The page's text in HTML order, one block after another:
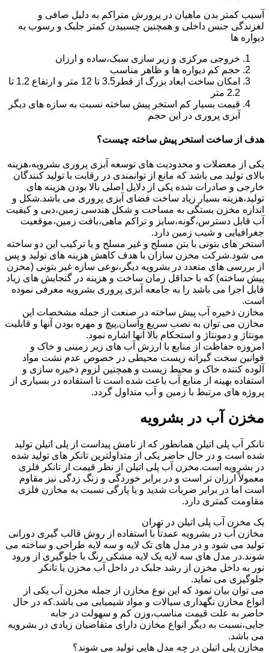
آسیب کمتر بدن ماهیان در پرورش متراکم به دلیل صافی و
لغزندگی جنس داخلی و همچنین چسبیدن کمتر جلبک و رسوب به
دیواره ها
خروجی مرکزی و زیر سازی سبک،ساده و ارزان
حجم کم دیواره ها و ظاهر مناسب
امکان ساخت ابعاد بزرگ از قطر3.5 تا 12 متر و ارتفاع 1.2 تا
2.2 متر
قیمت بسیار کم استخر پیش ساخته نسبت به سازه های دیگر
آبزی پروری در این حجم
هدف از ساخت استخر پیش ساخته چیست؟
یکی از معضلات و محدودیت های توسعه آبزی پروری بشرویه،هزینه
بالای تولید می باشد که مانع از توانمندی در رقابت با تولید کنندگان
خارجی و صادرات شده یکی از دلایل اصلی بالا بودن هزینه های
تولید،هزینه بسیار زیاد ساخت فضای آبزی پروری می باشد.شکل و
اندازه مخزن بستگی به مساحت و شکل هندسی زمین،دبی و کیفیت
آب قابل دسترس،گونه،سایز و تراکم ماهی،بافت زمین،موقعیت
جغرافیایی و شیب زمین دارد.
استخر های بتونی با بتن مسلح و غیر مسلح و یا ترکیب این دو ساخته
می شود.شرکت مخزن سازان با هدف کاهش هزینه های تولید و پس
از بررسی های متعدد در بشرویه دیگر،نوعی سازه غیر بتونی (مخزن
پیش ساخته) که با حداقل زمان ساخت و هزینه در گنجایش های زیاد
قابل اجرا می باشد را به جامعه آبزی پروری بشرویه معرفی نموده
است.
مخازن ذخیره آب پیش ساخته در صنعت از جمله مشخصات این
مخازن می توان به نصب سریع وآسان,پیچ و مهره بودن آنها و قابلیت
مونتاژ و دمونتاژ و استحکام بالا آنها اشاره نمود.
امروزه حفاظت از منابع با ارزش آب های زیر زمینی و خاک و
قوانین سخت گیرانه زیست محیطی در خصوص عدم نشت مواد
آلوده کننده خاک و محیط زیست و همچنین لزوم ذخیره سازی و
استفاده بهینه از منابع آب باعث شده است تا استفاده در بسیاری از
پروژه های مرتبط با زمین و آب متداول گردد.
مخزن آب در بشرویه
تانکر آب پلی اتیلن همانطور که از نامش پیداست از پلی اتیلن تولید
شده است و در حال حاضر یکی از متداولترین تانکر های تولید شده
در بشرویه است.مخزن آب پلی اتیلن از نظر قیمت از تانکر فلزی
معمولاً ارزان تر است و در برابر خوردگی و زنگ زدگی نیز مقاوم
است اما در برابر ضربات شدید و یا پارگی نسبت به مخازن فلزی
مقاومت کمتری دارد.
یک مخزن آب پلی اتیلن در تهران
مخازن آب در بشرویه عمدتاً با استفاده از روش قالب گیری دورانی
تولید می شود و در مدل های تک لایه و سه لایه طراحی و ساخته می
شوند.در مدل های سه لایه یک لایه مشکی رنگ با جلوگیری از ورود
نور به داخل مخزن از رشد جلبک در داخل آب مخزن یا تانکر
جلوگیری می نماید.
می توان بیان نمود که این نوع مخازن از جمله مخزن آب یکی از
انواع مخازن نگهداری سیالات و مواد شیمیایی می باشد.که در حال
حاضر به علت قیمت مناسب،وزن کم و سهولت در جابه
جایی،نسبت به دیگر انواع مخازن دارای متقاضیان زیادی در بشرویه
می باشد.
مخازن پلی اتیلن در چه مدل هایی تولید می شوند؟